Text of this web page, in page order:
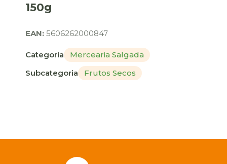
150g
EAN: 5606262000847
Categoria
Mercearia Salgada
Subcategoria
Frutos Secos